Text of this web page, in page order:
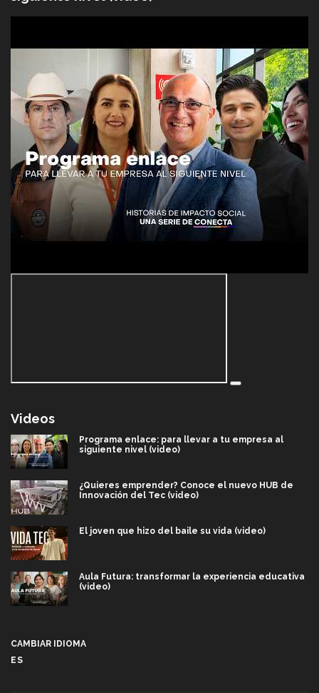
Videos
Programa enlace: para llevar a tu empresa al
siguiente nivel (video)
¿Quieres emprender? Conoce el nuevo HUB de
Innovación del Tec (video)
El joven que hizo del baile su vida (video)
Aula Futura: transformar la experiencia educativa
(video)
CAMBIAR IDIOMA
ES